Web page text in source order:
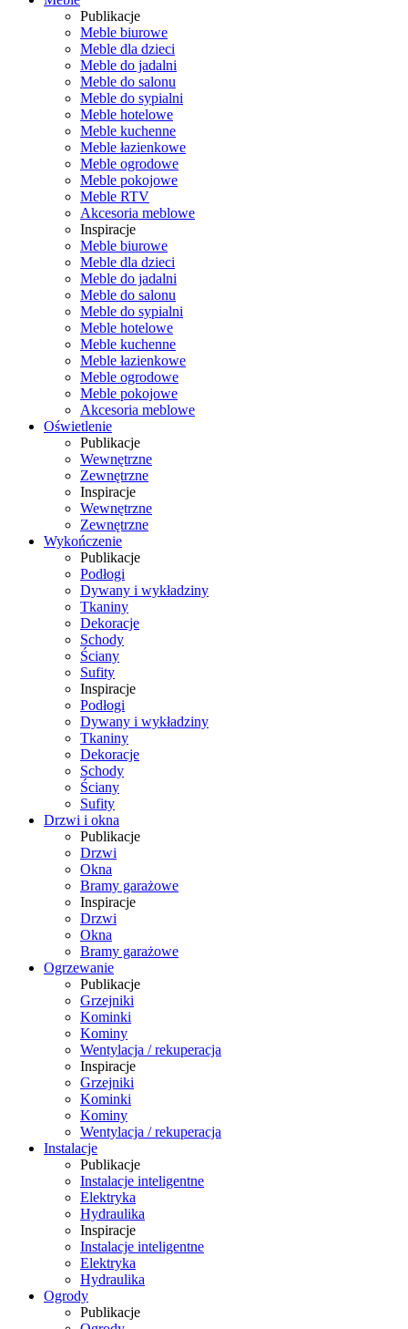
Publikacje
Meble biurowe
Meble dla dzieci
Meble do jadalni
Meble do salonu
Meble do sypialni
Meble hotelowe
Meble kuchenne
Meble łazienkowe
Meble ogrodowe
Meble pokojowe
Meble RTV
Akcesoria meblowe
Inspiracje
Meble biurowe
Meble dla dzieci
Meble do jadalni
Meble do salonu
Meble do sypialni
Meble hotelowe
Meble kuchenne
Meble łazienkowe
Meble ogrodowe
Meble pokojowe
Akcesoria meblowe
Oświetlenie
Publikacje
Wewnętrzne
Zewnętrzne
Inspiracje
Wewnętrzne
Zewnętrzne
Wykończenie
Publikacje
Podłogi
Dywany i wykładziny
Tkaniny
Dekoracje
Schody
Ściany
Sufity
Inspiracje
Podłogi
Dywany i wykładziny
Tkaniny
Dekoracje
Schody
Ściany
Sufity
Drzwi i okna
Publikacje
Drzwi
Okna
Bramy garażowe
Inspiracje
Drzwi
Okna
Bramy garażowe
Ogrzewanie
Publikacje
Grzejniki
Kominki
Kominy
Wentylacja / rekuperacja
Inspiracje
Grzejniki
Kominki
Kominy
Wentylacja / rekuperacja
Instalacje
Publikacje
Instalacje inteligentne
Elektryka
Hydraulika
Inspiracje
Instalacje inteligentne
Elektryka
Hydraulika
Ogrody
Publikacje